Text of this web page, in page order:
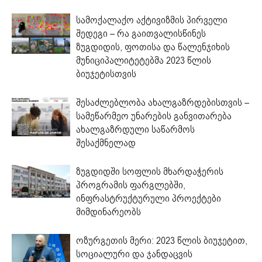
სამოქალაქო აქტივიზმის პირველი
შედეგი – რა გაითვალისწინეს
ზუგდიდის, ფოთისა და წალენჯიხის
მუნიციპალიტეტებმა 2023 წლის
ბიუჯეტისთვის
შესაძლებლობა ახალგაზრდებისთვის –
სამეწარმეო უნარების განვითარება
ახალგაზრდული საწარმოს
შესაქმნელად
ზუგდიდში სოფლის მხარდაჭერის
პროგრამის ფარგლებში,
ინფრასტრუქტურული პროექტები
მიმდინარეობს
ოზურგეთის მერი: 2023 წლის ბიუჯეტით,
სოციალური და ჯანდაცვის